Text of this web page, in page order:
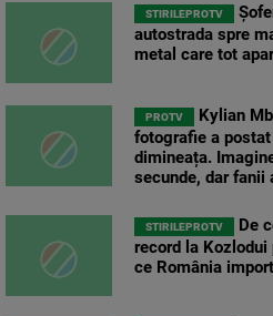
STIRILEPROTV
autostrada spre
metal care tot
PROTV
Kylian
fotografie a
dimineața.
secunde, dar fanii
STIRILEPROTV
De
record la
ce România